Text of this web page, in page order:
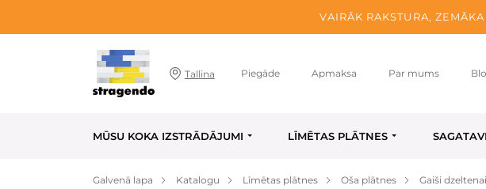
VAIRĀK RAKSTURA,
Tallina Piegāde Apmaksa Par mums
MŪSU KOKA IZSTRĀDĀJUMI LĪMĒTAS PLĀTNES
Galvenā lapa Katalogu Līmētas plātnes Oša plātnes Gaiši